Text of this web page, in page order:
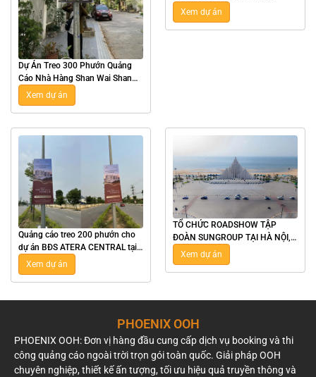
Dự Án Treo 300 Phướn Quảng
Cáo Nhà Hàng Shan Wai Shan
Hot Pot Tại Hà Nội
Xem dự án
Retreat Bãi Lữ Tại Nghệ An
Xem dự án
Quảng cáo treo 200 phướn cho
dự án BĐS ATERA CENTRAL tại
Hưng Yên
Xem dự án
TỔ CHỨC ROADSHOW TẬP
ĐOÀN SUNGROUP TẠI HÀ NỘI,
TPHCM, NHA TRANG, VŨNG
TÀU
Xem dự án
PHOENIX OOH
PHOENIX OOH: Đơn vị hàng đầu cung cấp dịch vụ booking và thi
công quảng cáo ngoài trời trọn gói toàn quốc. Giải pháp OOH
chuyên nghiệp, thiết kế ấn tượng, tối ưu hiệu quả truyền thông và